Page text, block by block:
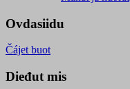
Ovdasiidu
Čájet buot
Dieđut mis